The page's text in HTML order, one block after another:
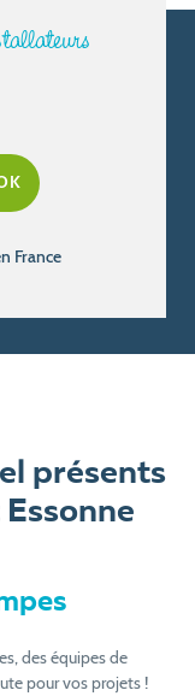
France
présents
des équipes de
pour vos projets !